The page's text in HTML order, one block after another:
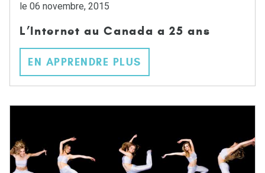
le 06 novembre, 2015
L’Internet au Canada a 25 ans
EN APPRENDRE PLUS